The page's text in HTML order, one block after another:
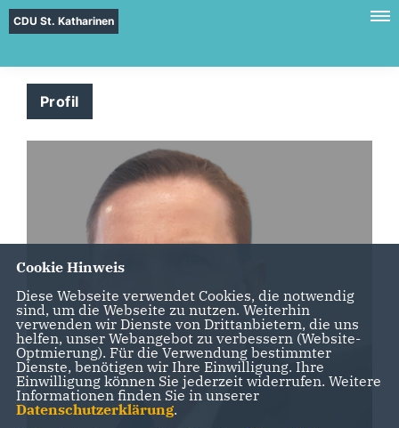
CDU St. Katharinen
Profil
Cookie Hinweis
Diese Webseite verwendet Cookies, die notwendig
sind, um die Webseite zu nutzen. Weiterhin
verwenden wir Dienste von Drittanbietern, die uns
helfen, unser Webangebot zu verbessern (Website-
Optmierung). Für die Verwendung bestimmter
Dienste, benötigen wir Ihre Einwilligung. Ihre
Einwilligung können Sie jederzeit widerrufen. Weitere
Informationen finden Sie in unserer
Datenschutzerklärung.